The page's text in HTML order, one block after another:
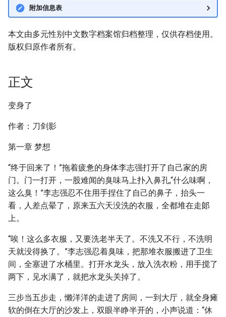
附加信息表
本文由多元性别中文数字档案馆归档整理，仅供存档使用。
版权归原作者所有。
正文
变身了
作者：刀剑影
第一章 梦想
“终于回来了！”拖着疲惫的身体李志强打开了自己家的房
门。门一打开，一股难闻的臭味马上扑入鼻孔,“什么味啊，
这么臭！”李志强忍不住用手捏住了自己的鼻子，抬头一
看，人差点晕了，原来五六天没洗的衣服，全都堆在走郞
上。
“唉！这么多衣服，又要洗老半天了。不洗又不行，不洗明
天就没得换了。”李志强忍着臭味，把那堆衣服搬进了卫生
间，全塞进了水桶里。打开水龙头，放入洗衣粉，用手搅了
两下，见水满了，就把水龙头关掉了。
三步当五步走，懒洋洋的走进了房间，一到大厅，就全身瘫
软的倒在大厅的沙发上，双眼半睁半开的，小声说道：“休